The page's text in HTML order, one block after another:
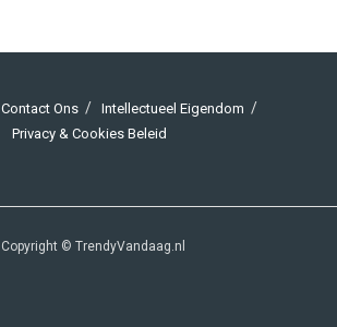
Contact Ons
Intellectueel Eigendom
Privacy & Cookies Beleid
Copyright © TrendyVandaag.nl